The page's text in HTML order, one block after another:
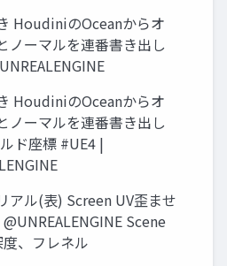
HoudiniのOceanからオ
ノーマルを連番書き出し
HoudiniのOceanからオ
ノーマルを連番書き出し
ド座標 #UE4 |
アル(表) Screen UV歪ませ
Scene
、フレネル